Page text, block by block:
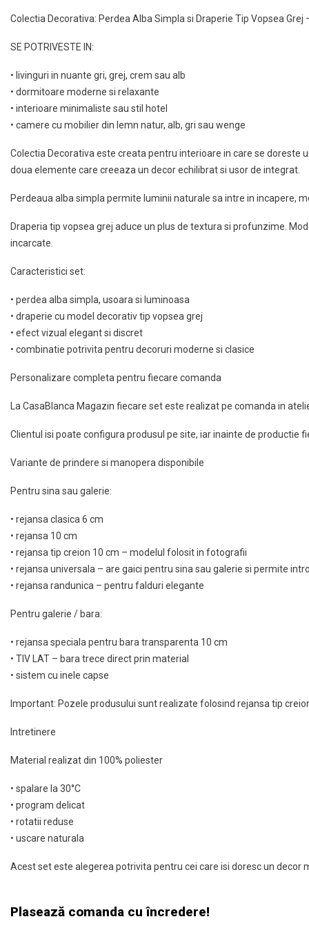
Colectia Decorativa: Perdea Alba Simpla si Draperie Tip Vopsea
SE POTRIVESTE IN:
• livinguri in nuante gri, grej, crem sau alb
• dormitoare moderne si relaxante
• interioare minimaliste sau stil hotel
• camere cu mobilier din lemn natur, alb, gri sau wenge
Colectia Decorativa este creata pentru interioare in care se
doua elemente care creeaza un decor echilibrat si usor de integrat.
Perdeaua alba simpla permite luminii naturale sa intre in incapere,
Draperia tip vopsea grej aduce un plus de textura si profunzime.
incarcate.
Caracteristici set:
• perdea alba simpla, usoara si luminoasa
• draperie cu model decorativ tip vopsea grej
• efect vizual elegant si discret
• combinatie potrivita pentru decoruri moderne si clasice
Personalizare completa pentru fiecare comanda
La CasaBlanca Magazin fiecare set este realizat pe comanda in
Clientul isi poate configura produsul pe site, iar inainte de productie
Variante de prindere si manopera disponibile
Pentru sina sau galerie:
• rejansa clasica 6 cm
• rejansa 10 cm
• rejansa tip creion 10 cm – modelul folosit in fotografii
• rejansa universala – are gaici pentru sina sau galerie si permite
• rejansa randunica – pentru falduri elegante
Pentru galerie / bara:
• rejansa speciala pentru bara transparenta 10 cm
• TIV LAT – bara trece direct prin material
• sistem cu inele capse
Important: Pozele produsului sunt realizate folosind rejansa tip
Intretinere
Material realizat din 100% poliester
• spalare la 30°C
• program delicat
• rotatii reduse
• uscare naturala
Acest set este alegerea potrivita pentru cei care isi doresc un decor
Plasează comanda cu încredere!